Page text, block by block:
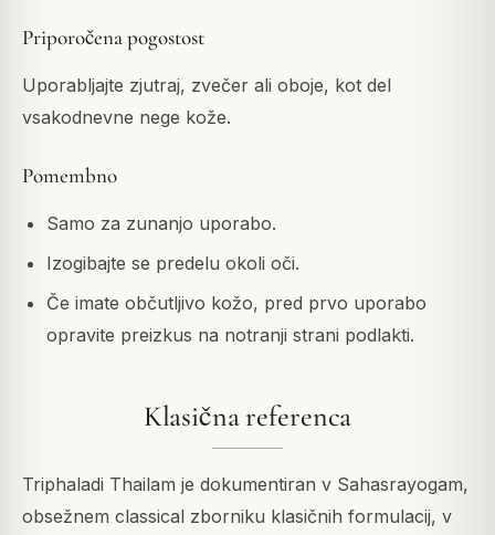
Priporočena pogostost
Uporabljajte zjutraj, zvečer ali oboje, kot del
vsakodnevne nege kože.
Pomembno
Samo za zunanjo uporabo.
Izogibajte se predelu okoli oči.
Če imate občutljivo kožo, pred prvo uporabo
opravite preizkus na notranji strani podlakti.
Klasična referenca
Triphaladi Thailam je dokumentiran v Sahasrayogam,
obsežnem classical zborniku klasičnih formulacij, v